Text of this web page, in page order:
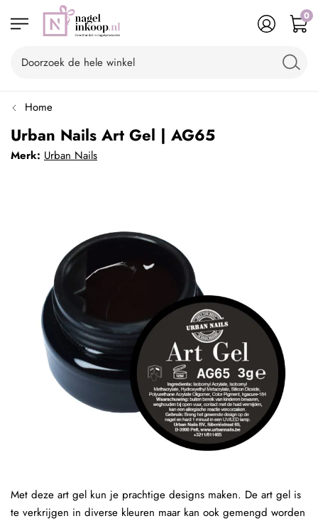
0
Home
Urban Nails Art Gel | AG65
Merk: Urban Nails
Met deze art gel kun je prachtige designs maken. De art gel is
te verkrijgen in diverse kleuren maar kan ook gemengd worden